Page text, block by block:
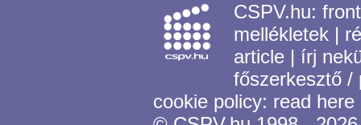
CSPV.hu:
mellékletek |
article | írj
főszerkesztő
cookie policy: read here